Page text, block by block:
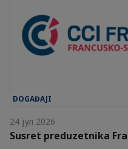
DOGAĐAJI
24 јул 2026
Susret preduzetnika